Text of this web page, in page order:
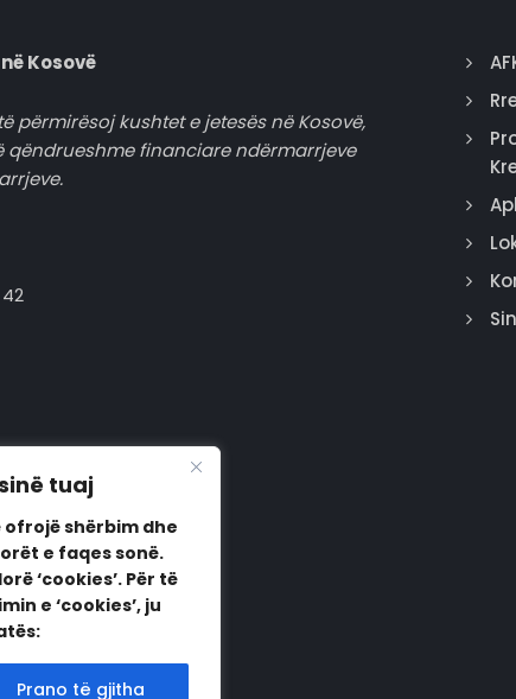
tuaj
ofrojë shërbim dhe
e faqes sonë.
‘cookies’. Për të
e ‘cookies’, ju
Prano të gjitha
Kosovë
përmirësoj kushtet e jetesës në Kosovë,
qëndrueshme financiare ndërmarrjeve